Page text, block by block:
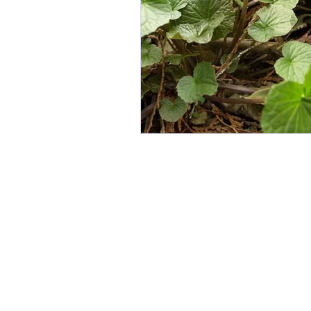
Gemeinschaftsgärten
Landwirte und Vereine um
Linzer Obstbaumgärten